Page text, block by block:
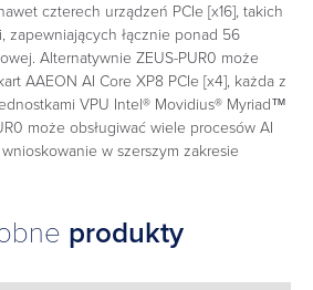
czterech urządzeń PCIe [x16], takich
zapewniających łącznie ponad 56
Alternatywnie ZEUS-PUR0 może
AAEON AI Core XP8 PCIe [x4], każda z
VPU Intel® Movidius® Myriad™
może obsługiwać wiele procesów AI
w szerszym zakresie
produkty